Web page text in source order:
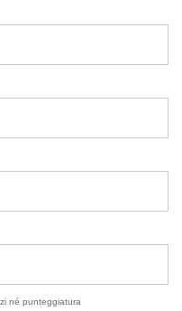
né punteggiatura